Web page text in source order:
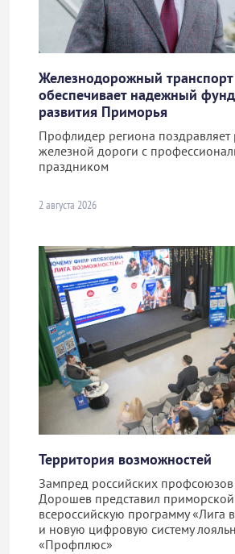
Железнодорожный транспорт
обеспечивает надежный
развития Приморья
Профлидер региона поздравляет
железной дороги с
праздником
2 августа 2026
Территория возможностей
Зампред российских профсоюзов
Дорошев представил
всероссийскую программу «Лига
и новую цифровую систему
«Профплюс»